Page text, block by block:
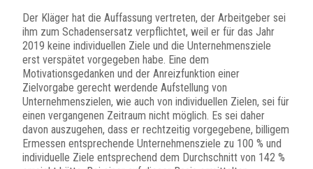
Der Kläger hat die Auffassung vertreten, der Arbeitgeber sei
ihm zum Schadensersatz verpflichtet, weil er für das Jahr
2019 keine individuellen Ziele und die Unternehmensziele
erst verspätet vorgegeben habe. Eine dem
Motivationsgedanken und der Anreizfunktion einer
Zielvorgabe gerecht werdende Aufstellung von
Unternehmenszielen, wie auch von individuellen Zielen, sei für
einen vergangenen Zeitraum nicht möglich. Es sei daher
davon auszugehen, dass er rechtzeitig vorgegebene, billigem
Ermessen entsprechende Unternehmensziele zu 100 % und
individuelle Ziele entsprechend dem Durchschnitt von 142 %